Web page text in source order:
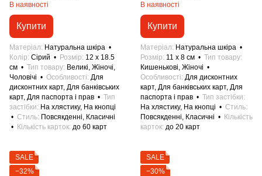
В наявності
Купити
Матеріал
Натуральна шкіра
Колір Сірий Розмір 12 x 18.5
см
Тип товару Великі, Жіночі,
Чоловічі
Особливості Для
дисконтних карт, Для банківських
карт, Для паспорта і прав
Тип
застібки
На хлястику, На кнопці
Стиль Повсякденні, Класичні
Кількість карток до 60 карт
В наявності
Купити
Матеріал
Натуральна шкіра
Розмір 11 x 8 см
Тип товару
Кишенькові, Жіночі
Особливості Для дисконтних
карт, Для банківських карт, Для
паспорта і прав
Тип застібки
На хлястику, На кнопці
Стиль
Повсякденні, Класичні
Кількість
карток до 20 карт
SALE
−32%
SALE
−30%